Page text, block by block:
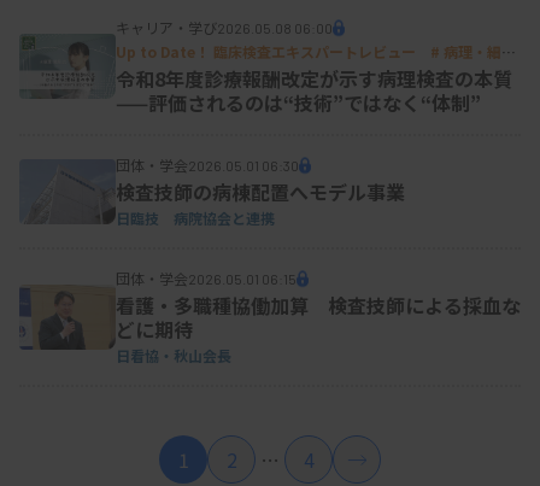
キャリア・学び2026.05.08 06:00
Up to Date！ 臨床検査エキスパートレビュー # 病理・細胞
05
令和8年度診療報酬改定が示す病理検査の本質
——評価されるのは“技術”ではなく“体制”
団体・学会2026.05.01 06:30
検査技師の病棟配置へモデル事業
日臨技 病院協会と連携
団体・学会2026.05.01 06:15
看護・多職種協働加算 検査技師による採血な
どに期待
日看協・秋山会長
1 2 … 4